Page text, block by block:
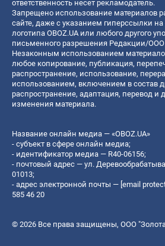
ответственность несет рекламодатель.
Запрещено использование материалов
сайте, даже с указанием гиперссылки на
логотипа OBOZ.UA или любого другого
письменного разрешения Редакции/ООО
Незаконным использованием
любое копирование, публикация,
распространение, использование,
использованием, включением в состав
распространение, адаптация, перевод и
изменения материала.
Название онлайн медиа — «OBOZ.UA»
- субъект в сфере онлайн медиа;
- идентификатор медиа — R40-06156;
- почтовый адрес — ул.
01013;
- адрес электронной почты — [email
585 46 20
© 2026 Все права защищены, ООО